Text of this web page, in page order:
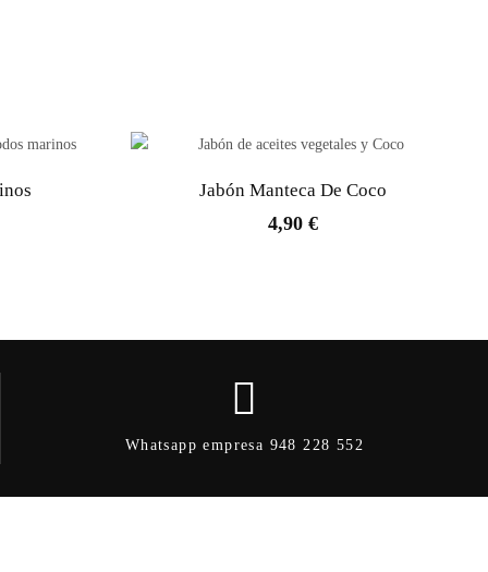
Jabón Manteca De Coco
4,90 €
Whatsapp empresa 948 228 552